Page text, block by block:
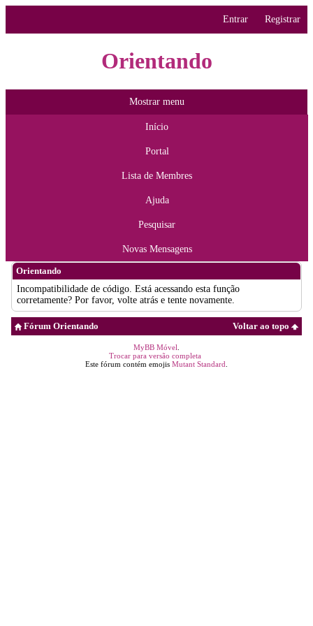
Entrar Registrar
Orientando
Mostrar menu
Início
Portal
Lista de Membres
Ajuda
Pesquisar
Novas Mensagens
Orientando
Incompatibilidade de código. Está acessando esta função
corretamente? Por favor, volte atrás e tente novamente.
Voltar ao topo
Fórum Orientando
MyBB Móvel
Trocar para versão completa
Este fórum contém emojis Mutant Standard